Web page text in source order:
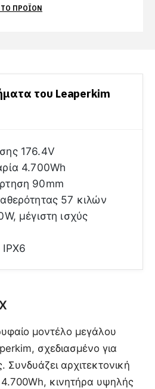
ΤΟ ΠΡΟΪΌΝ
του Leaperkim
176.4V
4.700Wh
90mm
57 κιλών
μέγιστη ισχύς
μοντέλο μεγάλου
σχεδιασμένο για
Συνδυάζει αρχιτεκτονική
κινητήρα υψηλής